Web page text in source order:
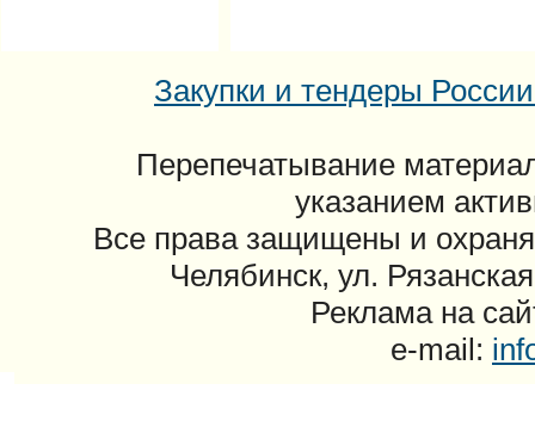
Закупки и тендеры
Перепечатывание
указанием
Все права защищены и
Челябинск, ул.
Реклама на
e-mail: